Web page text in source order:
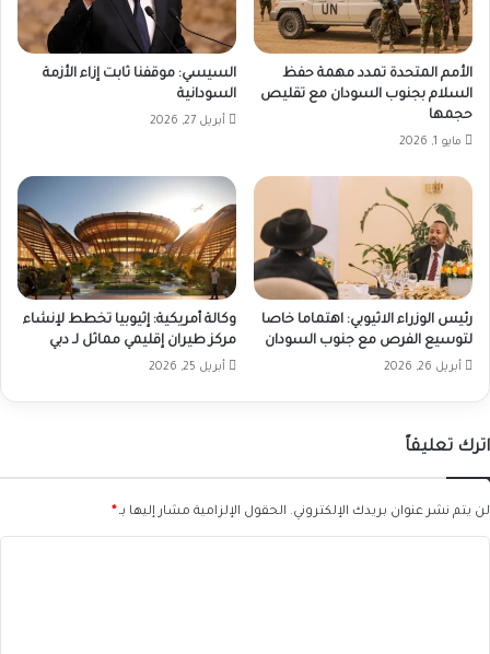
الأمم المتحدة تمدد مهمة حفظ
السلام بجنوب السودان مع تقليص
حجمها
مايو 1, 2026
السيسي: موقفنا ثابت إزاء الأزمة
السودانية
أبريل 27, 2026
رئيس الوزراء الاثيوبي: اهتماما خاصا
لتوسيع الفرص مع جنوب السودان
أبريل 26, 2026
وكالة أمريكية: إثيوبيا تخطط لإنشاء
مركز طيران إقليمي مماثل لـ دبي
أبريل 25, 2026
اترك تعليقاً
لن يتم نشر عنوان بريدك الإلكتروني. الحقول الإلزامية مشار إليها بـ *